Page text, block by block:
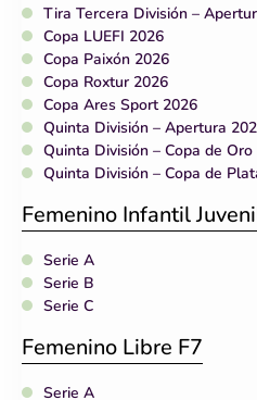
Tira Tercera División –
Copa LUEFI 2026
Copa Paixón 2026
Copa Roxtur 2026
Copa Ares Sport 2026
Quinta División – Apertura
Quinta División – Copa de Oro
Quinta División – Copa de
Femenino Infantil
Serie A
Serie B
Serie C
Femenino Libre F7
Serie A